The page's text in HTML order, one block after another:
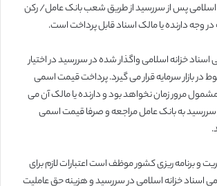
اسلامی پس از سررسید از طریق شعب بانک عامل/ رکن
در وجه دارنده یا مالک اسناد قابل پرداخت است.
اسناد خزانه اسلامی واگذار شده در سررسید در اختیار
در بازار سرمایه قرار می گیرد. پرداخت قیمت اسمی
مرور زمان نخواهد بود و دارنده یا مالک آن می
سررسید به بانک عامل مراجعه و صرفا قیمت اسمی
و برنامه ریزی کشور موظف است اعتبارات لازم برای
اسناد خزانه اسلامی در سررسید و هزینه حق عاملیت